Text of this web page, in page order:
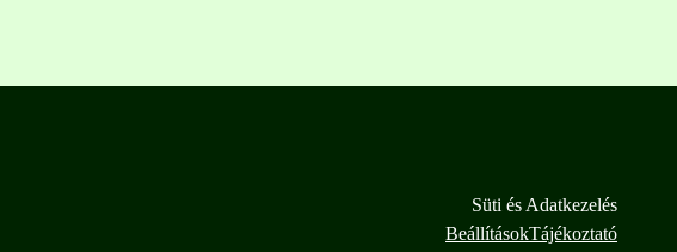
Süti és Adatkezelés
BeállításokTájékoztató